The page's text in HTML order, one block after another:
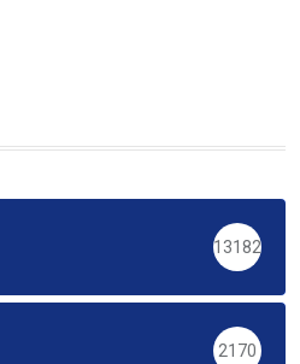
13182
2170